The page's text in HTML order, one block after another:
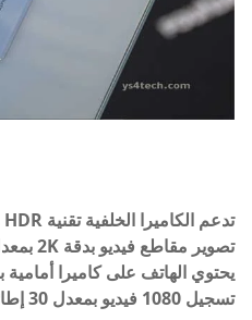
تسجيل 1080 فيديو بمعدل 30 إطارًا في الثانية.